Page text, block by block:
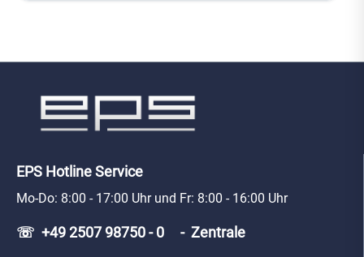
EPS Hotline Service
Mo-Do: 8:00 - 17:00 Uhr und Fr: 8:00 - 16:00 Uhr
☏ +49 2507 98750 - 0 - Zentrale